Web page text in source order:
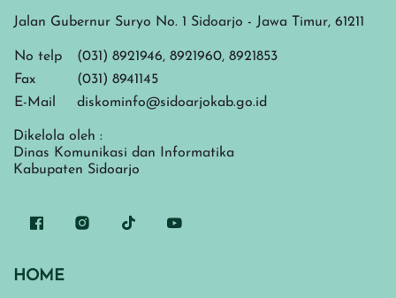
Jalan Gubernur Suryo No. 1 Sidoarjo - Jawa Timur, 61211
No telp
(031) 8921946, 8921960, 8921853
Fax
(031) 8941145
E-Mail
diskominfo@sidoarjokab.go.id
Dikelola oleh :
Dinas Komunikasi dan Informatika
Kabupaten Sidoarjo
HOME